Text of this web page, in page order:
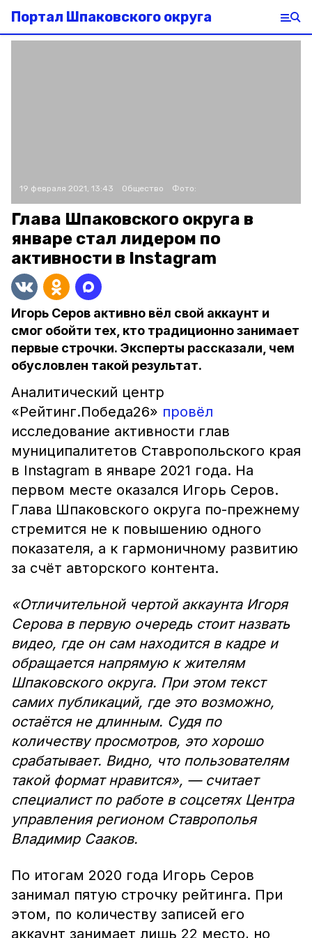
Портал Шпаковского округа
19 февраля 2021, 13:43 Общество Фото:
Глава Шпаковского округа в
январе стал лидером по
активности в Instagram
Игорь Серов активно вёл свой аккаунт и
смог обойти тех, кто традиционно занимает
первые строчки. Эксперты рассказали, чем
обусловлен такой результат.
Аналитический центр
«Рейтинг.Победа26» провёл
исследование активности глав
муниципалитетов Ставропольского края
в Instagram в январе 2021 года. На
первом месте оказался Игорь Серов.
Глава Шпаковского округа по-прежнему
стремится не к повышению одного
показателя, а к гармоничному развитию
за счёт авторского контента.
«Отличительной чертой аккаунта Игоря
Серова в первую очередь стоит назвать
видео, где он сам находится в кадре и
обращается напрямую к жителям
Шпаковского округа. При этом текст
самих публикаций, где это возможно,
остаётся не длинным. Судя по
количеству просмотров, это хорошо
срабатывает. Видно, что пользователям
такой формат нравится», — считает
специалист по работе в соцсетях Центра
управления регионом Ставрополья
Владимир Сааков.
По итогам 2020 года Игорь Серов
занимал пятую строчку рейтинга. При
этом, по количеству записей его
аккаунт занимает лишь 22 место, но